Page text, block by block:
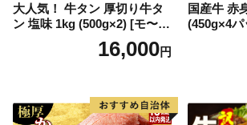
大人気！ 牛タン 厚切り牛タ
ン 塩味 1kg (500g×2) [モ〜ラ
ンド 宮城県 気仙沼市 205646
60] 肉 牛肉 精肉 牛たん 牛タ
厚切り タン
16,000円
国産牛 赤
(450g×4パ